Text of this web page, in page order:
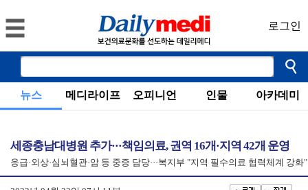
로그인
뉴스 메디라이프 오피니언 인물 아카데미
세종충남대병원 추가···책임의료, 권역 16개·지역 42개 운영
응급·외상·심뇌혈관·암 등 중증 담당···복지부 "지역 필수의료 협력체계 강화"